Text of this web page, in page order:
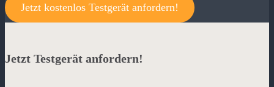
Jetzt kostenlos Testgerät anfordern!
Jetzt Testgerät anfordern!